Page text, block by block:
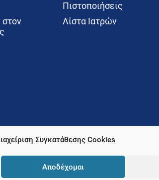
Συγκατάθεσης Cookies
Αποδέχομαι
Πιστοποιήσεις
Λίστα Ιατρών